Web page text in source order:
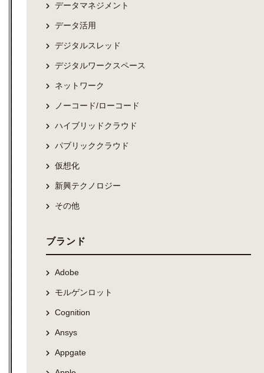
データマネジメント
データ活用
デジタルスレッド
デジタルワークスペース
ネットワーク
ノーコード/ローコード
ハイブリッドクラウド
パブリッククラウド
仮想化
新興テクノロジー
その他
ブランド
Adobe
モルゲンロット
Cognition
Ansys
Appgate